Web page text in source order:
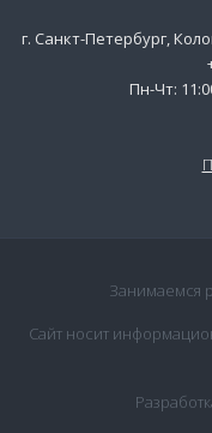
г. Санкт-Петербург,
Пн-Чт:
Занимаемся
Сайт носит